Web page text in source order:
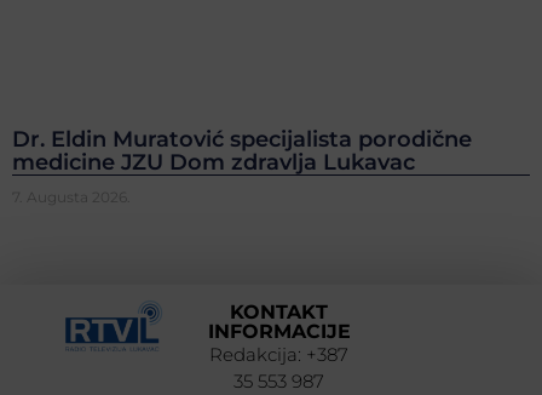
Dr. Eldin Muratović specijalista porodične
medicine JZU Dom zdravlja Lukavac
7. Augusta 2026.
KONTAKT
INFORMACIJE
Redakcija: +387
35 553 987